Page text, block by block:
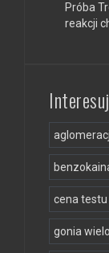
Próba
reakcji
cena
gonia